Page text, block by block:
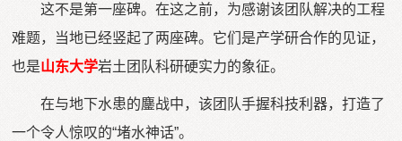
这不是第一座碑。在这之前，为感谢该团队解决的工程
难题，当地已经竖起了两座碑。它们是产学研合作的见证，
也是山东大学岩土团队科研硬实力的象征。
在与地下水患的鏖战中，该团队手握科技利器，打造了
一个令人惊叹的“堵水神话”。